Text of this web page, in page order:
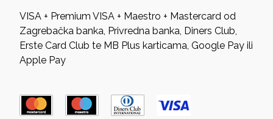
VISA + Premium VISA + Maestro + Mastercard od
Zagrebačka banka, Privredna banka, Diners Club,
Erste Card Club te MB Plus karticama, Google Pay ili
Apple Pay